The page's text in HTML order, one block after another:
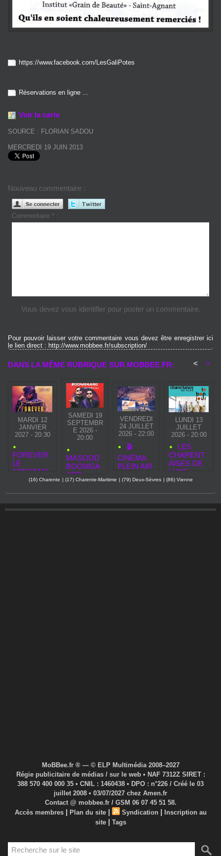
https://www.facebook.com/LesGaliPotes
Réservations en ligne ...
Voir la carte
SOURCE : FLORIAN SADOU
MERCREDI 19 JUIN 2013
Nouveau commentaire :
Commentaire * :
Vous devez vous identifier pour poster un commentaire.
Pour pouvoir laisser votre commentaire vous devez être enregistrer ici
le lien direct : http://www.mobbee.fr/subscription/
DANS LA MÊME RUBRIQUE SUR MOBBEE.FR: < >
MARDI 12
JANVIER
2027 - 20:30
FOREVER :
LE
SPECTACL
JACKSON
REVIENT
SAMEDI 19
SEPTEMBR
E 2026 -
20:00
MASOOD
BOOMGA
ARD
DÉBARQU
E À PARIS
SON
VENDREDI
24 JUILLET
2026 - 22:00
🎬
CINÉMA
PLEIN AIR
STRASBO
URG
LUNDI 13
JUILLET
2026 - 20:00
LES
CHARENT
AISES DE
LUXE :
(16) Charente | (17) Charente-Maritime | (79) Deux-Sèvres | (86) Vienne
MoBBee.fr ® — © ELP Multimédia 2008–2027
Régie publicitaire de médias / sur le web • NAF 7312Z SIRET :
388 570 400 000 35 • CNIL : 1460438 • DPO : n°226 / Créé le 03
juillet 2008 • 03/07/2027 chez Amen.fr
Contact @ mobbee.fr / GSM 06 07 45 51 58.
Accès membres | Plan du site | Syndication |
Inscription au
site | Tags